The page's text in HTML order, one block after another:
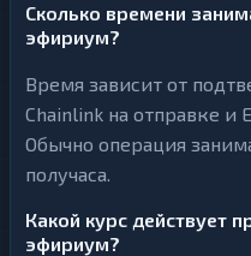
Сколько времени
эфириум?
Время зависит от
Chainlink на отправке и
Обычно операция
получаса.
Какой курс действует
эфириум?